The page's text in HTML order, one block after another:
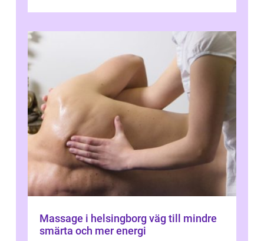
Massage i helsingborg väg till mindre
smärta och mer energi